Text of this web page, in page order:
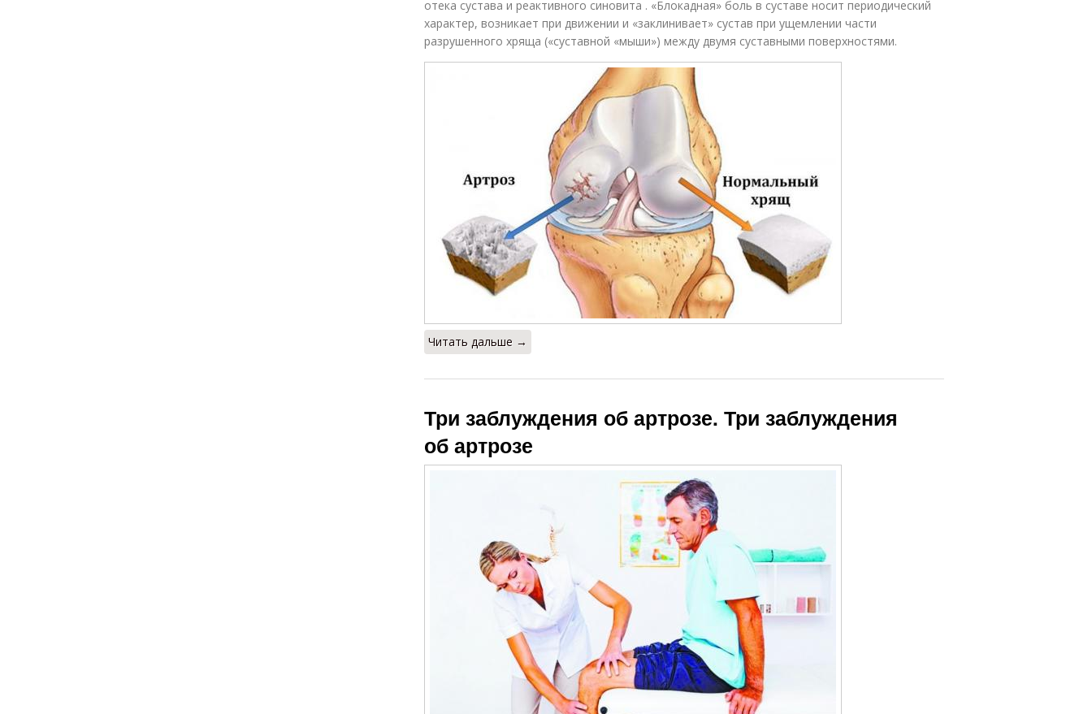
отека сустава и реактивного синовита . «Блокадная» боль в суставе носит периодический
характер, возникает при движении и «заклинивает» сустав при ущемлении части
разрушенного хряща («суставной «мыши») между двумя суставными поверхностями.
Читать дальше →
Три заблуждения об артрозе. Три заблуждения
об артрозе